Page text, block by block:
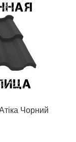
Чорний